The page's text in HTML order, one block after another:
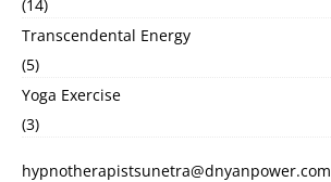
(14)
Transcendental Energy
(5)
Yoga Exercise
(3)
hypnotherapistsunetra@dnyanpower.com